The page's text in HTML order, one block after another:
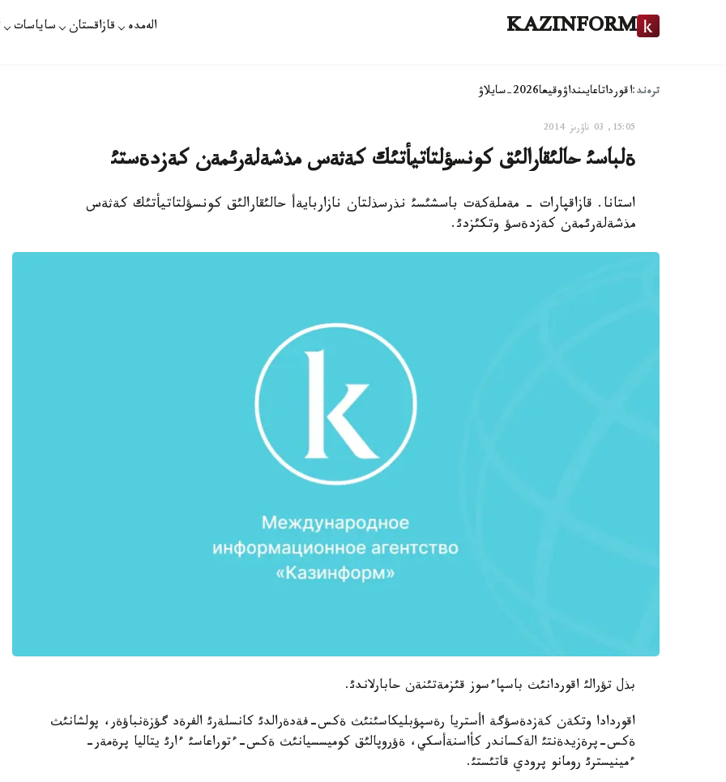
KAZINFORM الەمدە قازاقستان ساياسات
ترەند:اقورداتاعايىنداۋوقيعا2026-سايلاۋ
15:05, 03 ناۋرىز 2014
ةلباسئ حالئقارالئق كونسؤلتاتيأتئك كةثةس مذشةلةرئمةن كةزدةستئ
استانا. قازاقپارات - مةملةكةت باسشئسئ نذرسذلتان نازاربايةأ حالئقارالئق كونسؤلتاتيأتئك كةثةس
مذشةلةرئمةن كةزدةسؤ وتكئزدئ.
بذل تؤرالئ اقوردانئث باسپاءسوز قئزمةتئنةن حابارلاندئ.
اقوردادا وتكةن كةزدةسؤگة اأستريا رةسپؤبليكاسئنئث ةكس-فةدةرالدئ كانسلةرئ الفرةد گؤزةنباؤةر، پولشانئث
ةكس-پرةزيدةنتئ الةكساندر كأاسنةأسكي، ةؤروپالئق كوميسسيانئث ةكس-ءتوراعاسئ ءارئ يتاليا پرةمةر-
ءمينيسترئ رومانو پرودي قاتئستئ.